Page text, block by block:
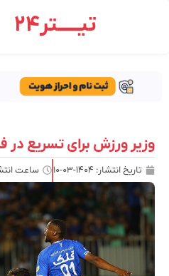
تیـــــتر24
وزیر ورزش برای تسریع در
تاریخ انتشار: ۱۴۰۴-۰۳-۱۰ ساعت